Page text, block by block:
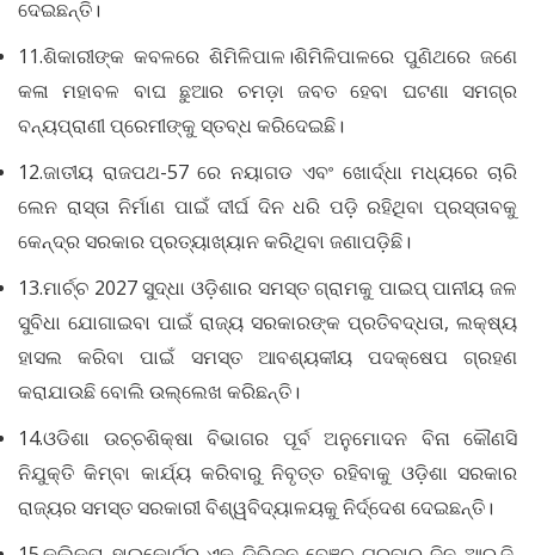
ଦେଇଛନ୍ତି।
11.ଶିକାରୀଙ୍କ କବଳରେ ଶିମିଳିପାଳ।ଶିମିଳିପାଳରେ ପୁଣିଥରେ ଜଣେ
କଳା ମହାବଳ ବାଘ ଛୁଆର ଚମଡ଼ା ଜବତ ହେବା ଘଟଣା ସମଗ୍ର
ବନ୍ୟପ୍ରାଣୀ ପ୍ରେମୀଙ୍କୁ ସ୍ତବ୍ଧ କରିଦେଇଛି।
12.ଜାତୀୟ ରାଜପଥ-57 ରେ ନୟାଗଡ ଏବଂ ଖୋର୍ଦ୍ଧା ମଧ୍ୟରେ ଚାରି
ଲେନ ରାସ୍ତା ନିର୍ମାଣ ପାଇଁ ଦୀର୍ଘ ଦିନ ଧରି ପଡ଼ି ରହିଥିବା ପ୍ରସ୍ତାବକୁ
କେନ୍ଦ୍ର ସରକାର ପ୍ରତ୍ୟାଖ୍ୟାନ କରିଥିବା ଜଣାପଡ଼ିଛି।
13.ମାର୍ଚ୍ଚ 2027 ସୁଦ୍ଧା ଓଡ଼ିଶାର ସମସ୍ତ ଗ୍ରାମକୁ ପାଇପ୍ ପାନୀୟ ଜଳ
ସୁବିଧା ଯୋଗାଇବା ପାଇଁ ରାଜ୍ୟ ସରକାରଙ୍କ ପ୍ରତିବଦ୍ଧତା, ଲକ୍ଷ୍ୟ
ହାସଲ କରିବା ପାଇଁ ସମସ୍ତ ଆବଶ୍ୟକୀୟ ପଦକ୍ଷେପ ଗ୍ରହଣ
କରାଯାଉଛି ବୋଲି ଉଲ୍ଲେଖ କରିଛନ୍ତି।
14.ଓଡିଶା ଉଚ୍ଚଶିକ୍ଷା ବିଭାଗର ପୂର୍ବ ଅନୁମୋଦନ ବିନା କୌଣସି
ନିଯୁକ୍ତି କିମ୍ବା କାର୍ଯ୍ୟ କରିବାରୁ ନିବୃତ୍ତ ରହିବାକୁ ଓଡ଼ିଶା ସରକାର
ରାଜ୍ୟର ସମସ୍ତ ସରକାରୀ ବିଶ୍ୱବିଦ୍ୟାଳୟକୁ ନିର୍ଦ୍ଦେଶ ଦେଇଛନ୍ତି।